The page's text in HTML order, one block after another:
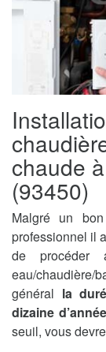
chaude
(93450)
Malgré un
professionnel il
de procéder
eau/chaudière/
général la
dizaine
seuil, vous